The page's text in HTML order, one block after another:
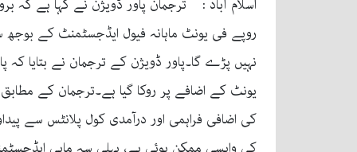
روپے فی یونٹ ماہانہ فیول ایڈجسٹمنٹ کے بوجھ
یونٹ کے اضافے پر روکا گیا ہے۔ترجمان کے